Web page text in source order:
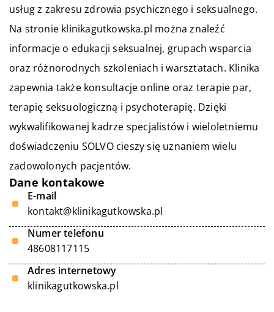
usług z zakresu zdrowia psychicznego i seksualnego.
Na stronie klinikagutkowska.pl można znaleźć
informacje o edukacji seksualnej, grupach wsparcia
oraz różnorodnych szkoleniach i warsztatach. Klinika
zapewnia także konsultacje online oraz terapie par,
terapię seksuologiczną i psychoterapię. Dzięki
wykwalifikowanej kadrze specjalistów i wieloletniemu
doświadczeniu SOLVO cieszy się uznaniem wielu
zadowolonych pacjentów.
Dane kontakowe
E-mail
kontakt@klinikagutkowska.pl
Numer telefonu
48608117115
Adres internetowy
klinikagutkowska.pl